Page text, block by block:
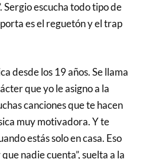
Sergio escucha todo tipo de
es el reguetón y el trap
desde los 19 años. Se llama
que yo le asigno a la
canciones que te hacen
muy motivadora. Y te
estás solo en casa. Eso
nadie cuenta”, suelta a la